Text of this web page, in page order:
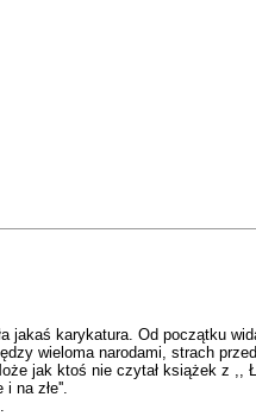
jakaś karykatura. Od początku
wieloma narodami, strach
jak ktoś nie czytał książek z ,,
na złe''.